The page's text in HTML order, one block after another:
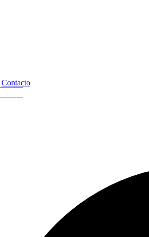
Contacto